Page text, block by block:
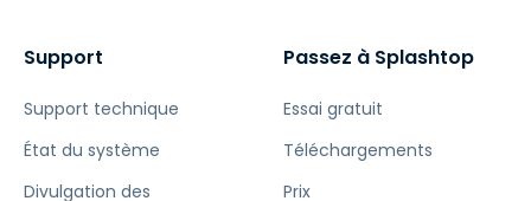
Support
Support technique
État du système
Divulgation des
Passez à Splashtop
Essai gratuit
Téléchargements
Prix